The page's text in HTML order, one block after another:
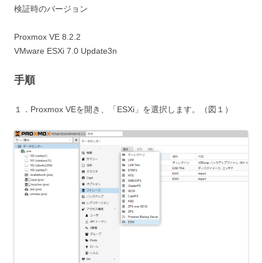
検証時のバージョン
Proxmox VE 8.2.2
VMware ESXi 7.0 Update3n
手順
１．Proxmox VEを開き、「ESXi」を選択します。（図１）